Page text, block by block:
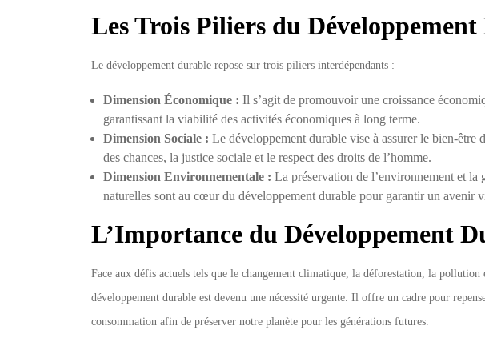
Les Trois Piliers du
Le développement durable repose sur trois piliers interdépendants :
Dimension Économique : Il s’agit de promouvoir une croissance
garantissant la viabilité des activités économiques à long terme.
Dimension Sociale : Le développement durable vise à assurer le bien-être
des chances, la justice sociale et le respect des droits de l’homme.
Dimension Environnementale : La préservation de l’environnement et la
naturelles sont au cœur du développement durable pour garantir un avenir
L’Importance du Développement
Face aux défis actuels tels que le changement climatique, la déforestation, la pollution
développement durable est devenu une nécessité urgente. Il offre un cadre pour
consommation afin de préserver notre planète pour les générations futures.